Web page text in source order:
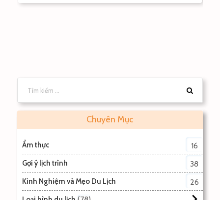
Chuyên Mục
Ẩm thực 16
Gợi ý lịch trình 38
Kinh Nghiệm và Mẹo Du Lịch 26